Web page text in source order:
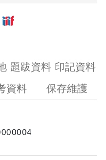
題跋資料 印記資料
資料 保存維護